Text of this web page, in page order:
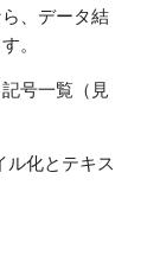
、データ結
。
号一覧（見
ル化とテキス